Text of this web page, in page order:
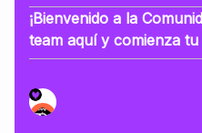
¡Bienvenido a la
team aquí y comienza tu